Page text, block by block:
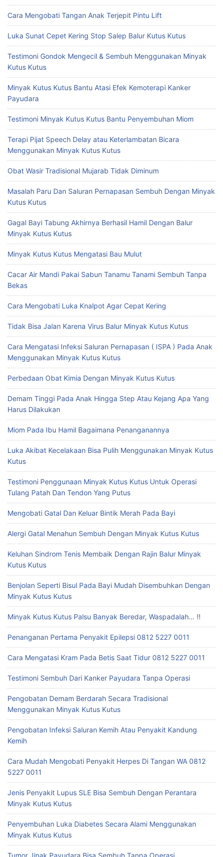
Cara Mengobati Tangan Anak Terjepit Pintu Lift
Luka Sunat Cepet Kering Stop Salep Balur Kutus Kutus
Testimoni Gondok Mengecil & Sembuh Menggunakan Minyak
Kutus Kutus
Minyak Kutus Kutus Bantu Atasi Efek Kemoterapi Kanker
Payudara
Testimoni Minyak Kutus Kutus Bantu Penyembuhan Miom
Terapi Pijat Speech Delay atau Keterlambatan Bicara
Menggunakan Minyak Kutus Kutus
Obat Wasir Tradisional Mujarab Tidak Diminum
Masalah Paru Dan Saluran Pernapasan Sembuh Dengan Minyak
Kutus Kutus
Gagal Bayi Tabung Akhirnya Berhasil Hamil Dengan Balur
Minyak Kutus Kutus
Minyak Kutus Kutus Mengatasi Bau Mulut
Cacar Air Mandi Pakai Sabun Tanamu Tanami Sembuh Tanpa
Bekas
Cara Mengobati Luka Knalpot Agar Cepat Kering
Tidak Bisa Jalan Karena Virus Balur Minyak Kutus Kutus
Cara Mengatasi Infeksi Saluran Pernapasan ( ISPA ) Pada Anak
Menggunakan Minyak Kutus Kutus
Perbedaan Obat Kimia Dengan Minyak Kutus Kutus
Demam Tinggi Pada Anak Hingga Step Atau Kejang Apa Yang
Harus Dilakukan
Miom Pada Ibu Hamil Bagaimana Penanganannya
Luka Akibat Kecelakaan Bisa Pulih Menggunakan Minyak Kutus
Kutus
Testimoni Penggunaan Minyak Kutus Kutus Untuk Operasi
Tulang Patah Dan Tendon Yang Putus
Mengobati Gatal Dan Keluar Bintik Merah Pada Bayi
Alergi Gatal Menahun Sembuh Dengan Minyak Kutus Kutus
Keluhan Sindrom Tenis Membaik Dengan Rajin Balur Minyak
Kutus Kutus
Benjolan Seperti Bisul Pada Bayi Mudah Disembuhkan Dengan
Minyak Kutus Kutus
Minyak Kutus Kutus Palsu Banyak Beredar, Waspadalah… !!
Penanganan Pertama Penyakit Epilepsi 0812 5227 0011
Cara Mengatasi Kram Pada Betis Saat Tidur 0812 5227 0011
Testimoni Sembuh Dari Kanker Payudara Tanpa Operasi
Pengobatan Demam Berdarah Secara Tradisional
Menggunakan Minyak Kutus Kutus
Pengobatan Infeksi Saluran Kemih Atau Penyakit Kandung
Kemih
Cara Mudah Mengobati Penyakit Herpes Di Tangan WA 0812
5227 0011
Jenis Penyakit Lupus SLE Bisa Sembuh Dengan Perantara
Minyak Kutus Kutus
Penyembuhan Luka Diabetes Secara Alami Menggunakan
Minyak Kutus Kutus
Tumor Jinak Payudara Bisa Sembuh Tanpa Operasi